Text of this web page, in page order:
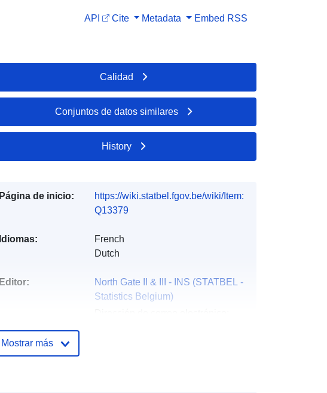
API Cite Metadata Embed RSS
Calidad
Conjuntos de datos similares
History
Página de inicio:
https://wiki.statbel.fgov.be/wiki/Item:
Q13379
Idiomas:
French
Dutch
Editor:
North Gate II & III - INS (STATBEL -
Statistics Belgium)
Mostrar más